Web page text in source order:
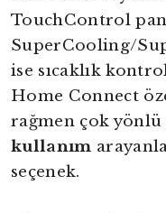
TouchControl
SuperCooling/
ise sıcaklık
Home Connect
rağmen çok yönlü
kullanım
seçenek.